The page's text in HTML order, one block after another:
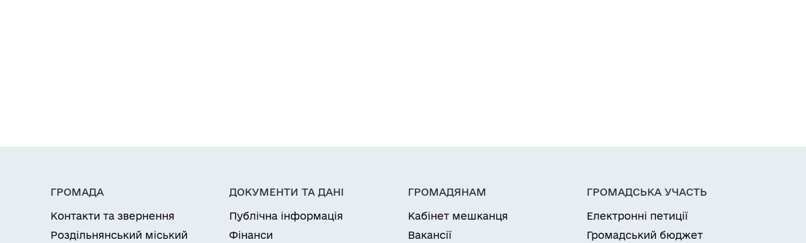
ГРОМАДА
Контакти та звернення
Роздільнянський міський
ДОКУМЕНТИ ТА ДАНІ
Публічна інформація
Фінанси
ГРОМАДЯНАМ
Кабінет мешканця
Вакансії
ГРОМАДСЬКА УЧАСТЬ
Електронні петиції
Громадський бюджет